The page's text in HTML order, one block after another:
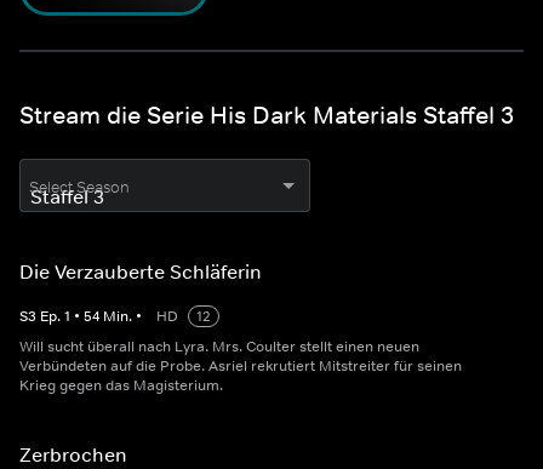
Stream die Serie His Dark Materials Staffel 3
Select Season
Die Verzauberte Schläferin
S3 Ep.1 • 54 Min. • HD
12
Will sucht überall nach Lyra. Mrs. Coulter stellt einen neuen
Verbündeten auf die Probe. Asriel rekrutiert Mitstreiter für seinen
Krieg gegen das Magisterium.
Zerbrochen